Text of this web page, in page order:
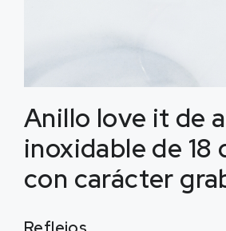
Anillo love it de
inoxidable de 18
con carácter